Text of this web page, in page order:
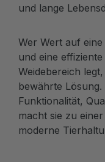
und lange
Wer Wert auf
und eine
Weidebereich
bewährte Lösung.
Funktionalität,
macht sie zu
moderne